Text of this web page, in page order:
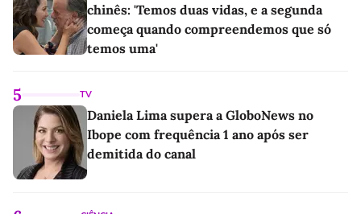
chinês: 'Temos duas vidas, e a segunda
começa quando compreendemos que só
temos uma'
5 TV
Daniela Lima supera a GloboNews no
Ibope com frequência 1 ano após ser
demitida do canal